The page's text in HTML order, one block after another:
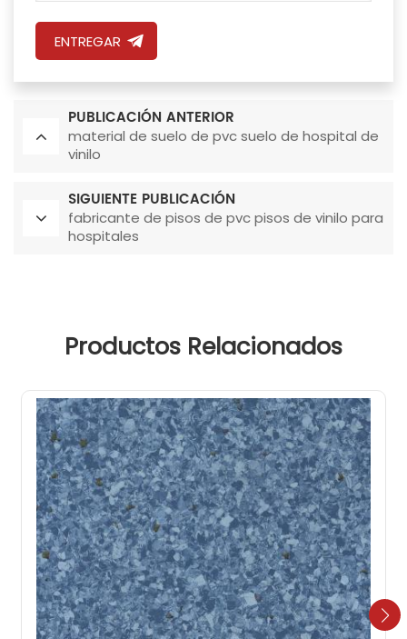
ENTREGAR
PUBLICACIÓN ANTERIOR
material de suelo de pvc suelo de hospital de
vinilo
SIGUIENTE PUBLICACIÓN
fabricante de pisos de pvc pisos de vinilo para
hospitales
Productos Relacionados